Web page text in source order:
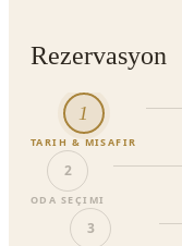
Rezervasyon
1
TARIH & MISAFIR
2
ODA SEÇIMI
3